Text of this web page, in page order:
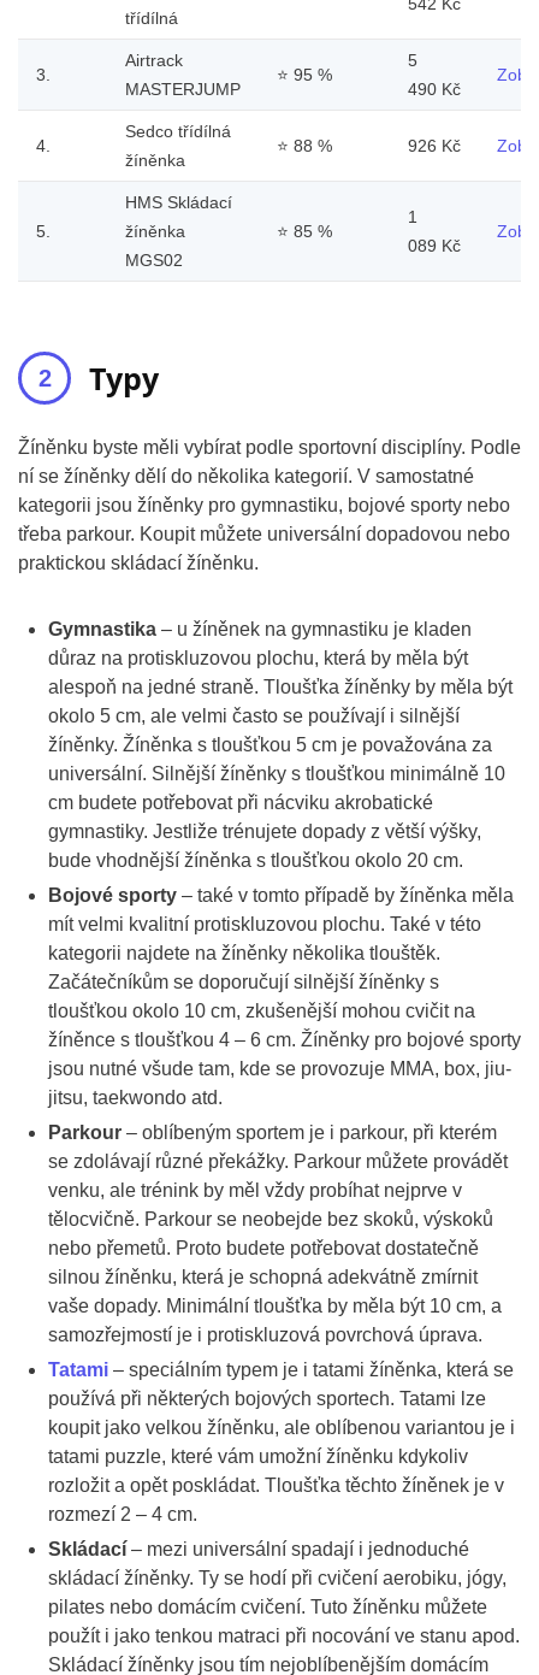
třídílná
3.
Airtrack
MASTERJUMP
⭐ 95 %
5
490 Kč
4.
Sedco třídílná
žíněnka
⭐ 88 % 926 Kč
5.
HMS Skládací
žíněnka
MGS02
⭐ 85 %
1
089 Kč
Typy
Žíněnku byste měli vybírat podle sportovní disciplíny. Podle
ní se žíněnky dělí do několika kategorií. V samostatné
kategorii jsou žíněnky pro gymnastiku, bojové sporty nebo
třeba parkour. Koupit můžete universální dopadovou nebo
praktickou skládací žíněnku.
Gymnastika – u žíněnek na gymnastiku je kladen
důraz na protiskluzovou plochu, která by měla být
alespoň na jedné straně. Tloušťka žíněnky by měla být
okolo 5 cm, ale velmi často se používají i silnější
žíněnky. Žíněnka s tloušťkou 5 cm je považována za
universální. Silnější žíněnky s tloušťkou minimálně 10
cm budete potřebovat při nácviku akrobatické
gymnastiky. Jestliže trénujete dopady z větší výšky,
bude vhodnější žíněnka s tloušťkou okolo 20 cm.
Bojové sporty – také v tomto případě by žíněnka měla
mít velmi kvalitní protiskluzovou plochu. Také v této
kategorii najdete na žíněnky několika tlouštěk.
Začátečníkům se doporučují silnější žíněnky s
tloušťkou okolo 10 cm, zkušenější mohou cvičit na
žíněnce s tloušťkou 4 – 6 cm. Žíněnky pro bojové sporty
jsou nutné všude tam, kde se provozuje MMA, box, jiu-
jitsu, taekwondo atd.
Parkour – oblíbeným sportem je i parkour, při kterém
se zdolávají různé překážky. Parkour můžete provádět
venku, ale trénink by měl vždy probíhat nejprve v
tělocvičně. Parkour se neobejde bez skoků, výskoků
nebo přemetů. Proto budete potřebovat dostatečně
silnou žíněnku, která je schopná adekvátně zmírnit
vaše dopady. Minimální tloušťka by měla být 10 cm, a
samozřejmostí je i protiskluzová povrchová úprava.
Tatami – speciálním typem je i tatami žíněnka, která se
používá při některých bojových sportech. Tatami lze
koupit jako velkou žíněnku, ale oblíbenou variantou je i
tatami puzzle, které vám umožní žíněnku kdykoliv
rozložit a opět poskládat. Tloušťka těchto žíněnek je v
rozmezí 2 – 4 cm.
Skládací – mezi universální spadají i jednoduché
skládací žíněnky. Ty se hodí při cvičení aerobiku, jógy,
pilates nebo domácím cvičení. Tuto žíněnku můžete
použít i jako tenkou matraci při nocování ve stanu apod.
Skládací žíněnky jsou tím nejoblíbenějším domácím